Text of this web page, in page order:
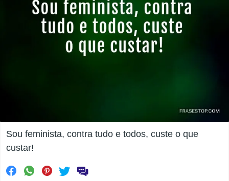
Sou feminista, contra tudo e todos, custe o que
custar!